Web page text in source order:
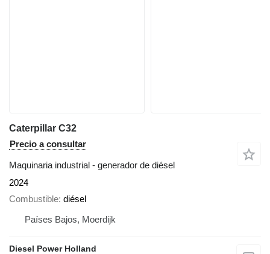
Caterpillar C32
Precio a consultar
Maquinaria industrial - generador de diésel
2024
Combustible diésel
Países Bajos, Moerdijk
Diesel Power Holland